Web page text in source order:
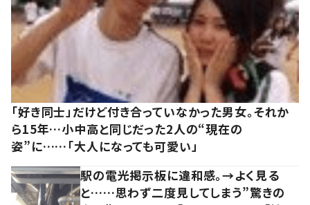
「好き同士」だけど付き合っていなかった男女。それか
ら15年…小中高と同じだった2人の“現在の
姿”に……「大人になっても可愛い」
駅の電光掲示板に違和感。→よく見る
と……思わず二度見してしまう”驚きの